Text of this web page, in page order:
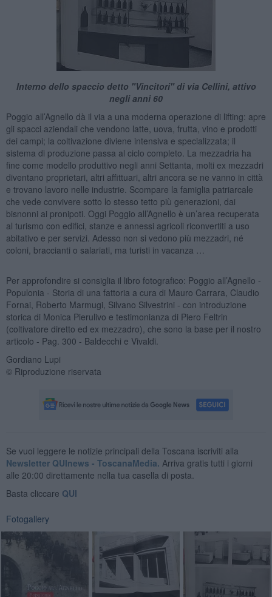
Interno dello spaccio detto "Vincitori" di via Cellini, attivo
negli anni 60
Poggio all’Agnello dà il via a una moderna operazione di lifting: apre
gli spacci aziendali che vendono latte, uova, frutta, vino e prodotti
dei campi; la coltivazione diviene intensiva e specializzata; il
sistema di produzione passa al ciclo completo. La mezzadria ha
fine come modello produttivo negli anni Settanta, molti ex mezzadri
diventano proprietari, altri affittuari, altri ancora se ne vanno in città
e trovano lavoro nelle industrie. Scompare la famiglia patriarcale
che vede convivere sotto lo stesso tetto più generazioni, dai
bisnonni ai pronipoti. Oggi Poggio all’Agnello è un’area recuperata
al turismo con edifici, stanze e annessi agricoli riconvertiti a uso
abitativo e per servizi. Adesso non si vedono più mezzadri, né
coloni, braccianti o salariati, ma turisti in vacanza …
Per approfondire si consiglia il libro fotografico: Poggio all’Agnello -
Populonia - Storia di una fattoria a cura di Mauro Carrara, Claudio
Fornai, Roberto Marmugi, Silvano Silvestrini - con introduzione
storica di Monica Pierulivo e testimonianza di Piero Feltrin
(coltivatore diretto ed ex mezzadro), che sono la base per il nostro
articolo - Pag. 300 - Baldecchi e Vivaldi.
Gordiano Lupi
© Riproduzione riservata
Se vuoi leggere le notizie principali della Toscana iscriviti alla
Newsletter QUInews - ToscanaMedia. Arriva gratis tutti i giorni
alle 20:00 direttamente nella tua casella di posta.
Basta cliccare QUI
Fotogallery